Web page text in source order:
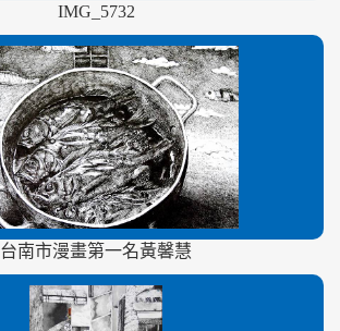
IMG_5732
台南市漫畫第一名黃馨慧